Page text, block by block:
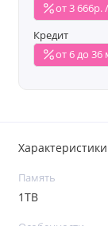
от 3 666р.
Кредит
от 6 до 36
Характеристики
Память
1TB